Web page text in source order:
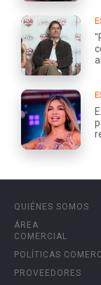
QUIÉNES SOMOS
ÁREA
COMERCIAL
POLÍTICAS
PROVEEDORES